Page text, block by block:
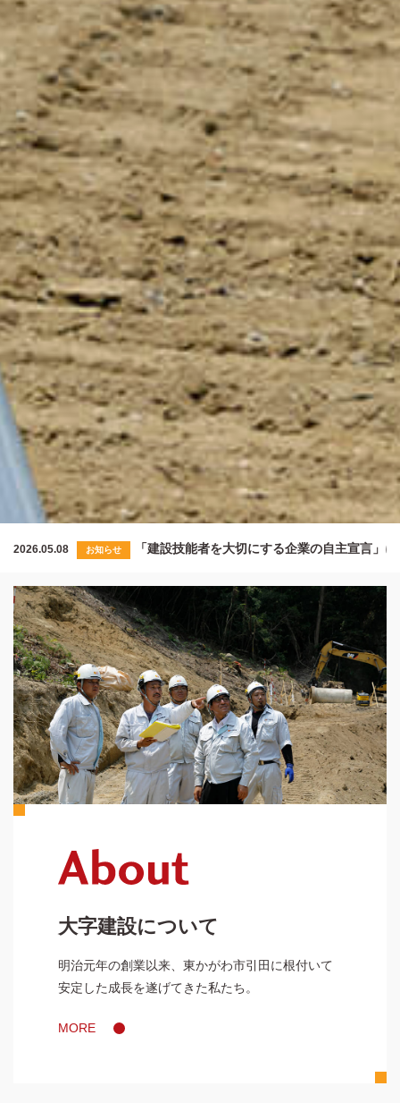
2026.05.08 お知らせ 「建設技能者を大切にする企業の自主宣言」
大字建設について
明治元年の創業以来、東かがわ市引田に根付いて
安定した成長を遂げてきた私たち。
MORE